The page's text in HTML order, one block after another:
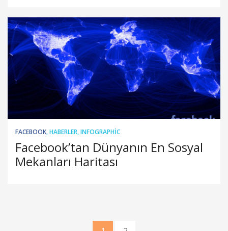
FACEBOOK,HABERLER,INFOGRAPHIC
Facebook’tan Dünyanın En Sosyal
Mekanları Haritası